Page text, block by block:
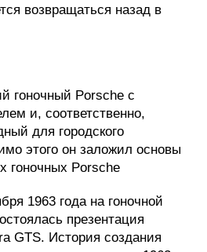
возвращаться назад в
гоночный Porsche с
и, соответственно,
для городского
этого он заложил основы
гоночных Porsche
1963 года на гоночной
презентация
GTS. История создания